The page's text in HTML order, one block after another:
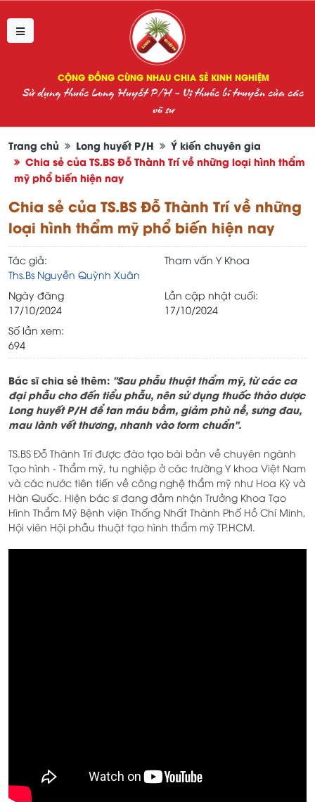
CỘNG ĐỒNG CÙNG NHAU CHIA SẺ KINH NGHIỆM
Sử dụng thuốc Long Huyết P/H - Vị thuốc bí truyền của các
võ sư
Trang chủ Long huyết P/H
Ý kiến chuyên gia
Chia sẻ của TS.BS Đỗ Thành Trí về những loại hình thẩm
mỹ phổ biến hiện nay
Chia sẻ của TS.BS Đỗ Thành Trí về những
loại hình thẩm mỹ phổ biến hiện nay
Tác giả:
Ths.Bs Nguyễn Quỳnh Xuân
Tham vấn Y Khoa
Ngày đăng
17/10/2024
Lần cập nhật cuối:
17/10/2024
Số lần xem:
694
Bác sĩ chia sẻ thêm: "Sau phẫu thuật thẩm mỹ, từ các ca
đại phẫu cho đến tiểu phẫu, nên sử dụng thuốc thảo dược
Long huyết P/H để tan máu bầm, giảm phù nề, sưng đau,
mau lành vết thương, nhanh vào form chuẩn".
TS.BS Đỗ Thành Trí được đào tạo bài bản về chuyên ngành
Tạo hình - Thẩm mỹ, tu nghiệp ở các trường Y khoa Việt Nam
và các nước tiên tiến về công nghệ thẩm mỹ như Hoa Kỳ và
Hàn Quốc. Hiện bác sĩ đang đảm nhận Trưởng Khoa Tạo
Hình Thẩm Mỹ Bệnh viện Thống Nhất Thành Phố Hồ Chí Minh,
Hội viên Hội phẫu thuật tạo hình thẩm mỹ TP.HCM.